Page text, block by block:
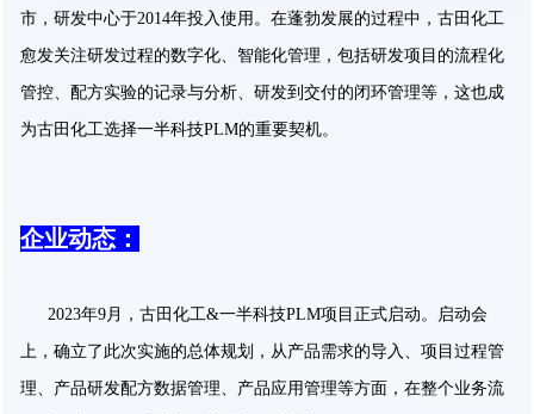
市，研发中心于2014年投入使用。在蓬勃发展的过程中，古田化工
愈发关注研发过程的数字化、智能化管理，包括研发项目的流程化
管控、配方实验的记录与分析、研发到交付的闭环管理等，这也成
为古田化工选择一半科技PLM的重要契机。
企业动态：
2023年9⽉，古⽥化⼯&⼀半科技PLM项⽬正式启动。启动会
上，确⽴了此次实施的总体规划，从产品需求的导入、项目过程管
理、产品研发配方数据管理、产品应用管理等⽅⾯，在整个业务流